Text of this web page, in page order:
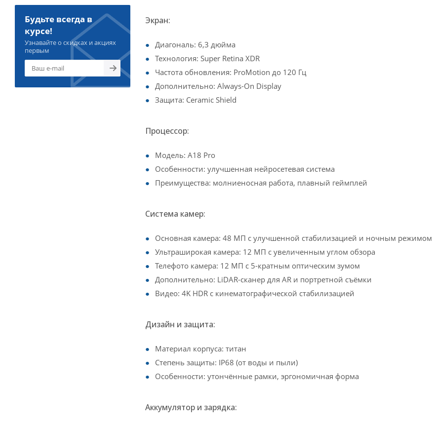
Экран:
Диагональ: 6,3 дюйма
Технология: Super Retina XDR
Частота обновления: ProMotion до 120 Гц
Дополнительно: Always-On Display
Защита: Ceramic Shield
Процессор:
Модель: A18 Pro
Особенности: улучшенная нейросетевая система
Преимущества: молниеносная работа, плавный геймплей
Система камер:
Основная камера: 48 МП с улучшенной стабилизацией и ночным режимом
Ультраширокая камера: 12 МП с увеличенным углом обзора
Телефото камера: 12 МП с 5-кратным оптическим зумом
Дополнительно: LiDAR-сканер для AR и портретной съёмки
Видео: 4K HDR с кинематографической стабилизацией
Дизайн и защита:
Материал корпуса: титан
Степень защиты: IP68 (от воды и пыли)
Особенности: утончённые рамки, эргономичная форма
Аккумулятор и зарядка:
Будьте всегда в
курсе!
Узнавайте о скидках и акциях
первым